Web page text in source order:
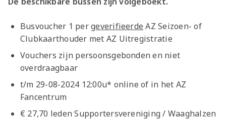
Busvoucher 1 pergeverifieerde AZ Seizoen- of
Clubkaarthouder met AZ Uitregistratie
Vouchers zijn persoonsgebonden en niet
overdraagbaar
t/m 29-08-2024 12:00u* online of in het AZ
Fancentrum
€ 27,70 leden Supportersvereniging / Waaghalzen